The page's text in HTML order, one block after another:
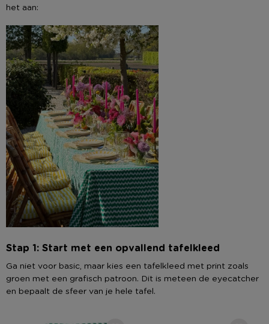
het aan:
Stap 1: Start met een opvallend tafelkleed
Ga niet voor basic, maar kies een tafelkleed met print zoals
groen met een grafisch patroon. Dit is meteen de eyecatcher
en bepaalt de sfeer van je hele tafel.